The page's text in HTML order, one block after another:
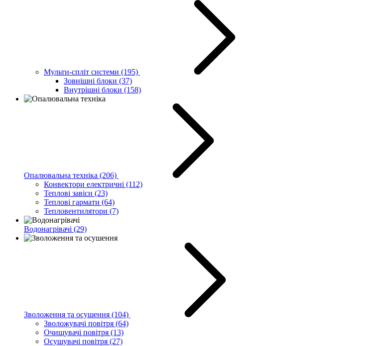
Мульти-спліт системи (195)
Зовнішні блоки (37)
Внутрішні блоки (158)
Опалювальна техніка (206)
Конвектори електричні (112)
Теплові завіси (23)
Теплові гармати (64)
Тепловентилятори (7)
Водонагрівачі (29)
Зволоження та осушення (104)
Зволожувачі повітря (64)
Очищувачі повітря (13)
Осушувачі повітря (27)